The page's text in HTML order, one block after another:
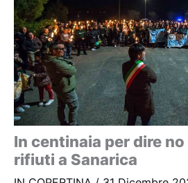
In centinaia per dire no
rifiuti a Sanarica